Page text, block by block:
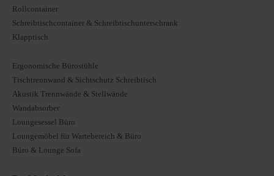
Rollcontainer
Schreibtischcontainer & Schreibtischunterschrank
Klapptisch
Ergonomische Bürostühle
Tischtrennwand & Sichtschutz Schreibtisch
Akustik Trennwände & Stellwände
Wandabsorber
Loungesessel Büro
Loungemöbel für Wartebereich & Büro
Büro & Lounge Sofa